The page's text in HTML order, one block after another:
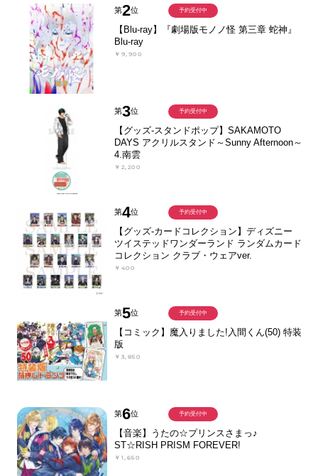
第2位
【Blu-ray】『劇場版モノノ怪 第三章 蛇神』
Blu-ray
￥9,900
予約受付中
第3位
【グッズ-スタンドポップ】SAKAMOTO
DAYS アクリルスタンド～Sunny Afternoon～
4.南雲
￥2,200
予約受付中
第4位
【グッズ-カードコレクション】ディズニー
ツイステッドワンダーランド ランダムカード
コレクション クラブ・ウェアver.
￥400
予約受付中
第5位
【コミック】魔入りました!入間くん(50) 特装
版
￥3,850
予約受付中
第6位
【音楽】うたの☆プリンスさまっ♪
ST☆RISH PRISM FOREVER!
￥1,650
予約受付中